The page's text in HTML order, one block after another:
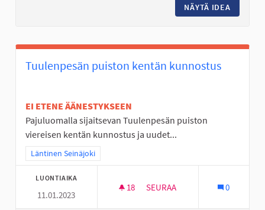
NÄYTÄ IDEA
Tuulenpesän puiston kentän kunnostus
EI ETENE ÄÄNESTYKSEEN
Pajuluomalla sijaitsevan Tuulenpesän puiston
viereisen kentän kunnostus ja uudet...
Rajaa tulokset teeman mukaan: Läntinen Seinäjoki
Läntinen Seinäjoki
LUONTIAIKA
11.01.2023
18 18 SEURAAJAA
SEURAA 0